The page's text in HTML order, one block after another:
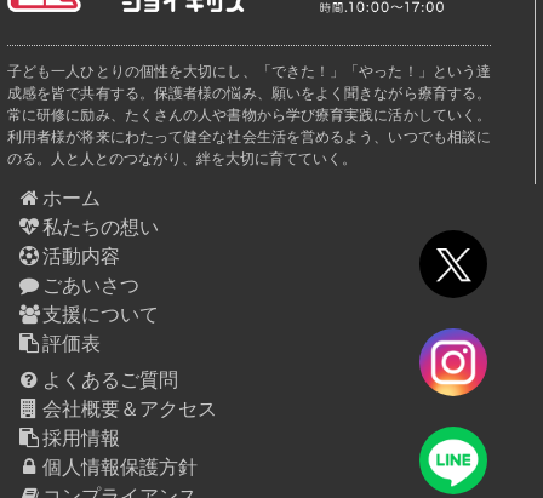
子ども一人ひとりの個性を大切にし、「できた！」「やった！」という達
成感を皆で共有する。保護者様の悩み、願いをよく聞きながら療育する。
常に研修に励み、たくさんの人や書物から学び療育実践に活かしていく。
利用者様が将来にわたって健全な社会生活を営めるよう、いつでも相談に
のる。人と人とのつながり、絆を大切に育てていく。
ホーム
私たちの想い
活動内容
ごあいさつ
支援について
評価表
よくあるご質問
会社概要＆アクセス
採用情報
個人情報保護方針